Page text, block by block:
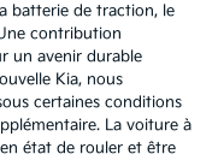
batterie de traction, le
contribution
un avenir durable
Kia, nous
certaines conditions
La voiture à
état de rouler et être